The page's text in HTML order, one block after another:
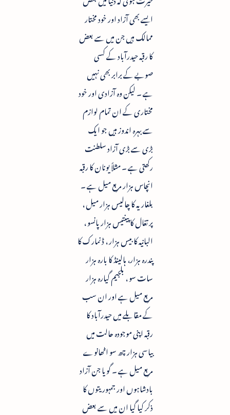
ایسے بھی آزاد اور خود مختار
ممالک ہیں جن میں سے بعض
کا رقبہ حیدرآباد کے کسی
صوبے کے برابر بھی نہیں
ہے ۔ لیکن وہ آزادی اور خود
مختاری کے ان تمام لوازم
سے بہرہ اندوز ہیں جو ایک
بڑی سے بڑی آزاد سلطنت
رکھتی ہے ۔ مثلاً یونان کا رقبہ
انچاس ہزار مربع میل ہے ۔
بلغاریہ کا چالیس ہزار میل ،
پرتغال کا پینتیس ہزار پانسو ،
البانیہ کا بیس ہزار ، ڈنمارک کا
پندرہ ہزار، ہالینڈ کا بارہ ہزار
سات سو ، بلجیم گیارہ ہزار
مربع میل ہے اور ان سب
کے مقابلے میں حیدرآباد کا
رقبہ اپنی موجودہ حالت میں
بیاسی ہزار چھ سو اٹھانوے
مربع میل ہے ۔ گویا جن آزاد
بادشاہوں اور جمہوریتوں کا
ذکر کیا گیا ان میں سے بعض